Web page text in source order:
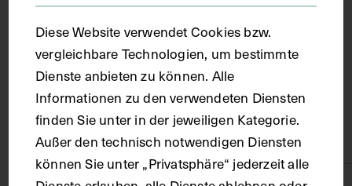
Wien
Material
Karton
Diese Website verwendet Cookies bzw.
vergleichbare Technologien, um bestimmte
Dienste anbieten zu können. Alle
Informationen zu den verwendeten Diensten
finden Sie unter in der jeweiligen Kategorie.
Außer den technisch notwendigen Diensten
können Sie unter „Privatsphäre“ jederzeit alle